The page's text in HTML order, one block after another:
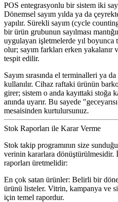
POS entegrasyonlu bir sistem iki
Dönemsel sayım yılda ya da
yapılır. Sürekli sayım (cycle
bir ürün grubunun sayılması
uygulayan işletmelerde yıl boyunca
olur; sayım farkları erken yakalanır
tespit edilir.
Sayım sırasında el terminalleri ya
kullanılır. Cihaz raftaki ürünün
girer; sistem o anda kayıttaki stoğa
anında uyarır. Bu sayede
mesaisinden kurtulursunuz.
Stok Raporları ile Karar Verme
Stok takip programının size
verinin kararlara dönüştürülmesidir.
raporları üretmelidir:
En çok satan ürünler: Belirli bir
ürünü listeler. Vitrin, kampanya ve
için temel rapordur.